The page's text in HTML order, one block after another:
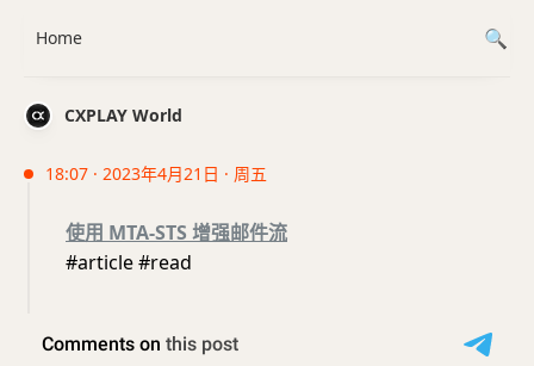
CXPLAY World
18:07 · 2023年4月21日 · 周五
使用 MTA-STS 增强邮件流
#article #read
Home